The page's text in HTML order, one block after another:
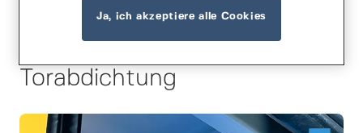
Normstahl SI2A
Aufblasbare
Torabdichtung
Ja, ich akzeptiere alle Cookies